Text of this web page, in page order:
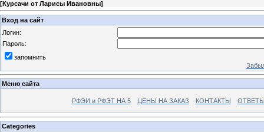
[Курсачи от Ларисы Ивановны]
Вход на сайт
Логин:
Пароль:
запомнить
Меню сайта
РФЭИ и РФЭТ НА 5 ЦЕНЫ НА ЗАКАЗ КОНТАКТЫ
Categories